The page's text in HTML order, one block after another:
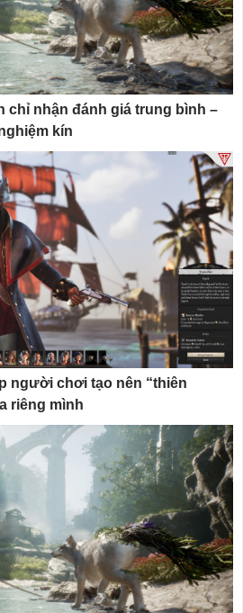
chỉ nhận đánh giá trung bình –
kín
người chơi tạo nên “thiên
riêng mình